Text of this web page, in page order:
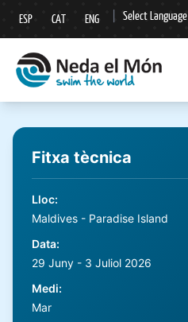
ESP CAT ENG Select Language
▼
Fitxa tècnica
Lloc:
Maldives - Paradise Island
Data:
29 Juny - 3 Juliol 2026
Medi:
Mar